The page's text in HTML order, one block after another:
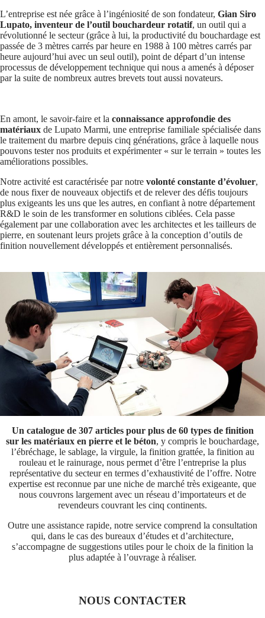
L’entreprise est née grâce à l’ingéniosité de son fondateur, Gian Siro
Lupato, inventeur de l’outil bouchardeur rotatif, un outil qui a
révolutionné le secteur (grâce à lui, la productivité du bouchardage est
passée de 3 mètres carrés par heure en 1988 à 100 mètres carrés par
heure aujourd’hui avec un seul outil), point de départ d’un intense
processus de développement technique qui nous a amenés à déposer
par la suite de nombreux autres brevets tout aussi novateurs.
En amont, le savoir-faire et la connaissance approfondie des
matériaux de Lupato Marmi, une entreprise familiale spécialisée dans
le traitement du marbre depuis cinq générations, grâce à laquelle nous
pouvons tester nos produits et expérimenter « sur le terrain » toutes les
améliorations possibles.
Notre activité est caractérisée par notre volonté constante d’évoluer,
de nous fixer de nouveaux objectifs et de relever des défis toujours
plus exigeants les uns que les autres, en confiant à notre département
R&D le soin de les transformer en solutions ciblées. Cela passe
également par une collaboration avec les architectes et les tailleurs de
pierre, en soutenant leurs projets grâce à la conception d’outils de
finition nouvellement développés et entièrement personnalisés.
Un catalogue de 307 articles pour plus de 60 types de finition
sur les matériaux en pierre et le béton, y compris le bouchardage,
l’ébréchage, le sablage, la virgule, la finition grattée, la finition au
rouleau et le rainurage, nous permet d’être l’entreprise la plus
représentative du secteur en termes d’exhaustivité de l’offre. Notre
expertise est reconnue par une niche de marché très exigeante, que
nous couvrons largement avec un réseau d’importateurs et de
revendeurs couvrant les cinq continents.
Outre une assistance rapide, notre service comprend la consultation
qui, dans le cas des bureaux d’études et d’architecture,
s’accompagne de suggestions utiles pour le choix de la finition la
plus adaptée à l’ouvrage à réaliser.
NOUS CONTACTER